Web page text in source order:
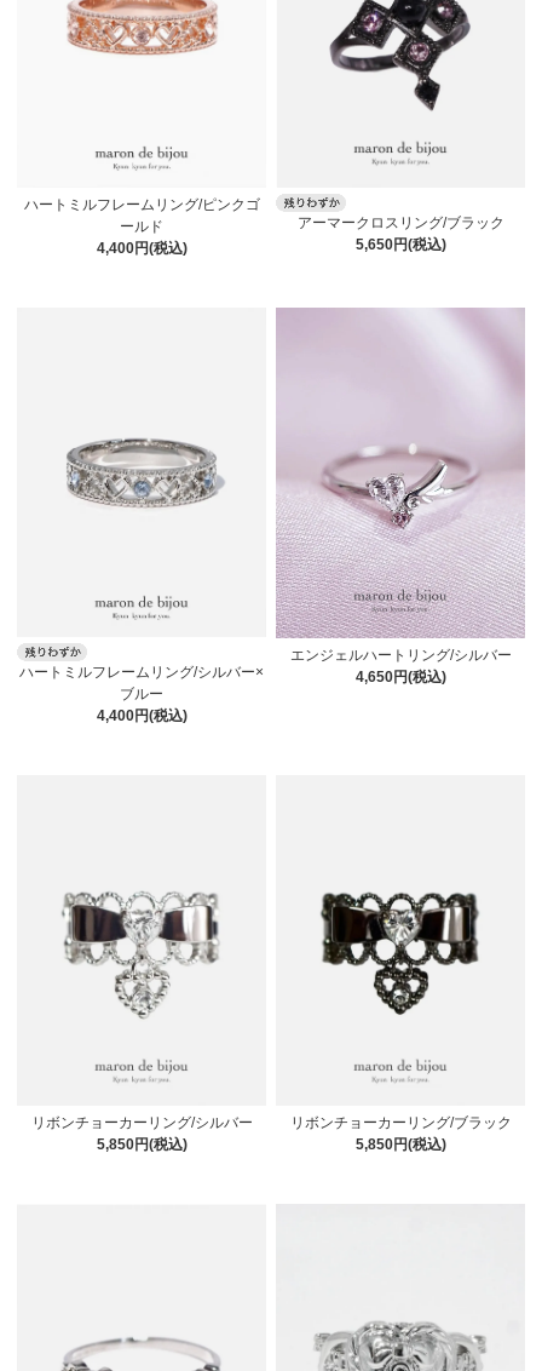
ハートミルフレームリング/ピンクゴ
ールド
4,400円(税込)
アーマークロスリング/ブラック
5,650円(税込)
ハートミルフレームリング/シルバー×
ブルー
4,400円(税込)
エンジェルハートリング/シルバー
4,650円(税込)
リボンチョーカーリング/シルバー
5,850円(税込)
リボンチョーカーリング/ブラック
5,850円(税込)